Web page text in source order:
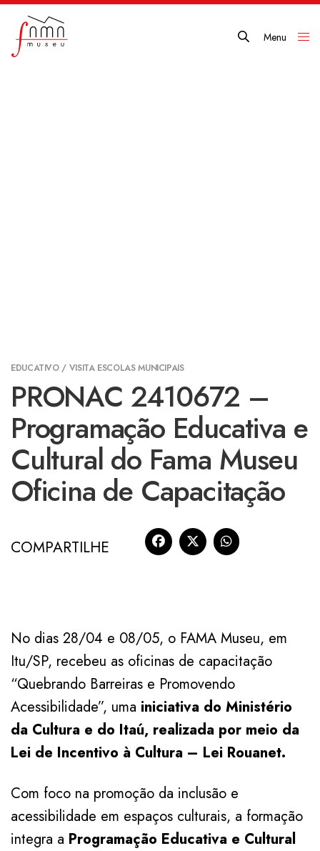
Menu
EDUCATIVO / VISITA ESCOLAS MUNICIPAIS
PRONAC 2410672 –
Programação Educativa e
Cultural do Fama Museu
Oficina de Capacitação
COMPARTILHE
No dias 28/04 e 08/05, o FAMA Museu, em
Itu/SP, recebeu as oficinas de capacitação
“Quebrando Barreiras e Promovendo
Acessibilidade”, uma iniciativa do Ministério
da Cultura e do Itaú, realizada por meio da
Lei de Incentivo à Cultura – Lei Rouanet.
Com foco na promoção da inclusão e
acessibilidade em espaços culturais, a formação
integra a Programação Educativa e Cultural